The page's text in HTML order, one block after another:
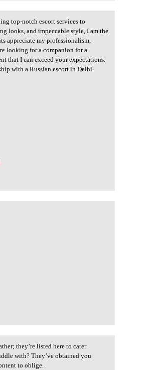
top-notch escort services to
looks, and impeccable style, I am the
appreciate my professionalism,
looking for a companion for a
that I can exceed your expectations.
with a Russian escort in Delhi.
they’re listed here to cater
with? They’ve obtained you
to oblige.